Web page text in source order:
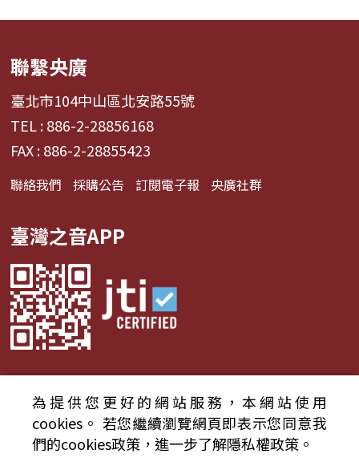
聯繫央廣
臺北市104中山區北安路55號
TEL : 886-2-28856168
FAX : 886-2-28855423
聯絡我們 採購公告 訂閱電子報 央廣社群
臺灣之音APP
© 2024財團法人中央廣播電臺 版權所有
資通安全政策聲明
服務條款 隱私權條款
為提供您更好的網站服務，本網站使用
cookies。 若您繼續瀏覽網頁即表示您同意我
們的cookies政策，進一步了解隱私權政策。